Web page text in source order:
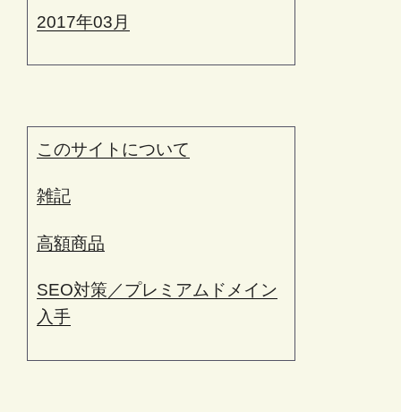
2017年03月
このサイトについて
雑記
高額商品
SEO対策／プレミアムドメイン
入手